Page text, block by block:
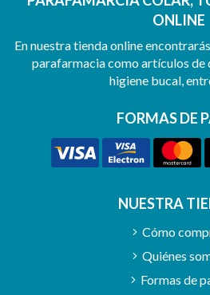
ONLINE
En nuestra tienda online
parafarmacia como artículos de
higiene bucal,
FORMAS DE
NUESTRA
Cómo
Quiénes
Formas de